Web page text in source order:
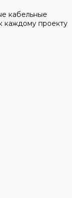
кабельные
каждому проекту